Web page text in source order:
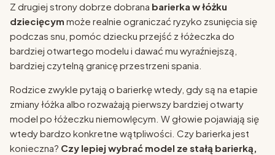
Z drugiej strony dobrze dobrana barierka w łóżku
dziecięcym może realnie ograniczać ryzyko zsunięcia się
podczas snu, pomóc dziecku przejść z łóżeczka do
bardziej otwartego modelu i dawać mu wyraźniejszą,
bardziej czytelną granicę przestrzeni spania.
Rodzice zwykle pytają o barierkę wtedy, gdy są na etapie
zmiany łóżka albo rozważają pierwszy bardziej otwarty
model po łóżeczku niemowlęcym. W głowie pojawiają się
wtedy bardzo konkretne wątpliwości. Czy barierka jest
konieczna? Czy lepiej wybrać model ze stałą barierką,